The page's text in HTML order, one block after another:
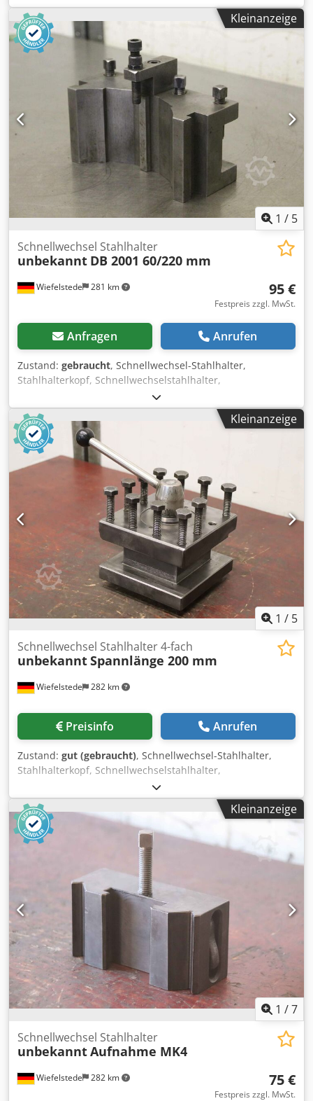
Bohrstangenhalter, Schnellwechsel-Drehstahlhalter -
Schnellwechsel-Bohrstangenhalter: DB 2004 -
Aufnahmeabmessungen: siehe Fotos -Spanndurchmesser:
55 mm Dcedpfjgrlptex Alcsk -Spannlänge: 220 mm -
Abmessungen: 220/140/H130 mm -Gewicht: 9,2 kg
Kleinanzeige
1 / 5
Wiefelstede 281 km
Schnellwechsel Stahlhalter
unbekannt DB 2001 60/220 mm
95 €
Festpreis zzgl. MwSt.
Anfragen Anrufen
Zustand: gebraucht, Schnellwechsel-Stahlhalter,
Stahlhalterkopf, Schnellwechselstahlhalter,
Schnellwechsel-Bohrstahlhalter, Schnellwechsel-
Bohrstangenhalter, Schnellwechsel-Drehstahlhalter
Dedpfegqyl Uex Alcjck -Schnellwechsel-Drehstahlhalter: DB
2001 -Aufnahmeabmessungen: siehe Fotos -
Einspannhöhe: 60 mm -Auflagelänge: 220 mm -Anzahl: 2x
Halter vorhanden -Preis: pro Stück -Abmessungen:
220/95/H180 mm -Gewicht: 9,3 kg/Stück
Kleinanzeige
1 / 5
Wiefelstede 282 km
Schnellwechsel Stahlhalter 4-fach
unbekanntSpannlänge 200 mm
Preisinfo Anrufen
Zustand: gut (gebraucht), Schnellwechsel-Stahlhalter,
Stahlhalterkopf, Schnellwechselstahlhalter,
Schnellwechsel-Bohrstahlhalter, Schnellwechsel-
Bohrstangenhalter, Schnellwechsel-Drehstahlhalter,
Zwifach Stahlhalter, 2-fach-Drehstahlhalter,
Zweifachstahlhalter, 2-Fach Schnellwechselhalter, 4-fach-
Drehstahlhalter, Vierfachstahlhalter, 4-Fach
Schnellwechselhalter Dsdpfx Alowvpvgscsck -
Schnellwechsel Stahlhalter: Schnellwechsel-
Bohrstangenhalter 4-fach -Aufnahmeabmessungen: siehe
Fotos -Einspannhöhe: 59/34 mm -Spannlänge: 200 mm -
Abmessungen: 330/200/H285 mm -Gewicht: 30,3 kg.
Kleinanzeige
1 /7
Wiefelstede 282 km
Schnellwechsel Stahlhalter
unbekanntAufnahme MK4
75 €
Festpreis zzgl. MwSt.